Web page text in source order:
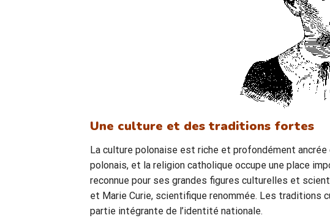
Une culture et des traditions fortes
La culture polonaise est riche et profondément
polonais, et la religion catholique occupe une place
reconnue pour ses grandes figures culturelles et
et Marie Curie, scientifique renommée. Les
partie intégrante de l’identité nationale.